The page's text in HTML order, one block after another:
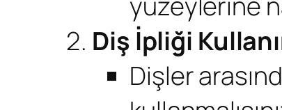
Diş İpliği
Dişler